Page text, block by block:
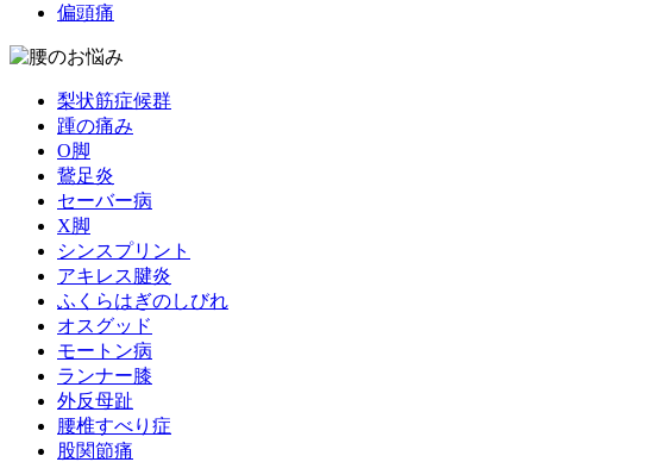
偏頭痛
梨状筋症候群
踵の痛み
О脚
鵞足炎
セーバー病
X脚
シンスプリント
アキレス腱炎
ふくらはぎのしびれ
オスグッド
モートン病
ランナー膝
外反母趾
腰椎すべり症
股関節痛